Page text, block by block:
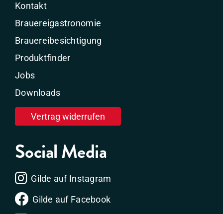
Kontakt
Brauereigastronomie
Brauereibesichtigung
Produktfinder
Jobs
Downloads
Vertrag widerrufen
Social Media
Gilde auf Instagram
Gilde auf Facebook